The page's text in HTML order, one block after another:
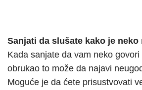
Sanjati da slušate kako je
Kada sanjate da vam neko
obrukao to može da najavi
Moguće je da ćete prisustvovati